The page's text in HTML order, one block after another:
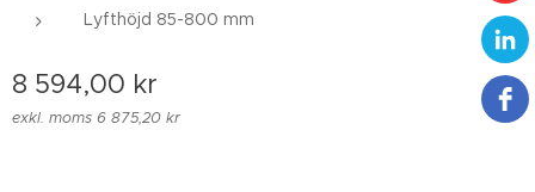
Lyfthöjd 85-800 mm
8 594,00 kr
exkl. moms 6 875,20 kr